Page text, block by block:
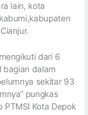
lain, kota
dari 6
bagian dalam
sekitar 93
pungkas
PTMSI Kota Depok